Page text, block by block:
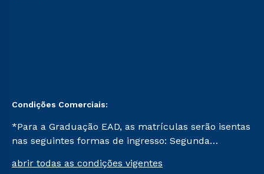
Condições Comerciais:
*Para a Graduação EAD, as matrículas serão isentas
nas seguintes formas de ingresso: Segunda
Já para as demais, a taxa de matrícula será de R$
abrir todas as condições vigentes